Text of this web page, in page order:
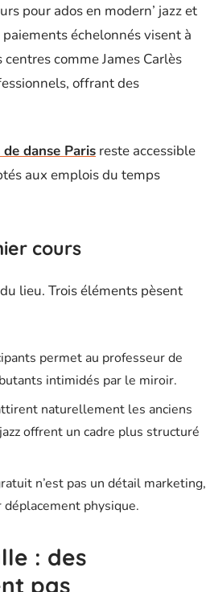
pour ados en modern’ jazz et
échelonnés visent à
centres comme James Carlès
offrant des
danse Paris reste accessible
aux emplois du temps
cours
lieu. Trois éléments pèsent
permet au professeur de
intimidés par le miroir.
naturellement les anciens
offrent un cadre plus structuré
n’est pas un détail marketing,
physique.
: des
pas